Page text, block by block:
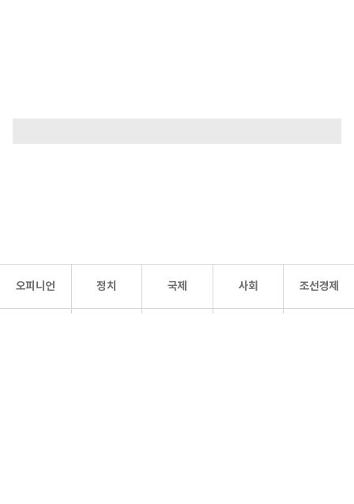
오피니언 정치 국제 사회 조선경제